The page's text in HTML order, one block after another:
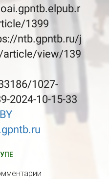
1399
ntb.gpntb.ru/j
article/view/139
1027-
2024-10-15-33